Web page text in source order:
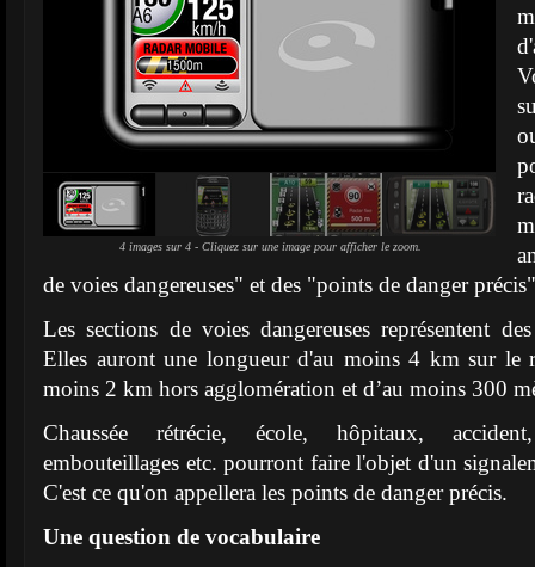
4 images sur 4 - Cliquez sur une image pour afficher le zoom.
de voies dangereuses" et des "points de danger
Les sections de voies dangereuses représentent
Elles auront une longueur d'au moins 4 km sur le
moins 2 km hors agglomération et d’au moins 300
Chaussée rétrécie, école, hôpitaux,
embouteillages etc. pourront faire l'objet d'un
C'est ce qu'on appellera les points de danger précis.
Une question de vocabulaire